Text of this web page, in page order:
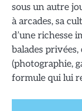
sous un autre
à arcades, sa
d’une richesse
balades
(photographie,
formule qui lui